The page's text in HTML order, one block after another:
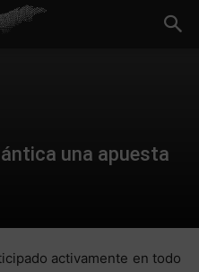
una apuesta
activamente en todo